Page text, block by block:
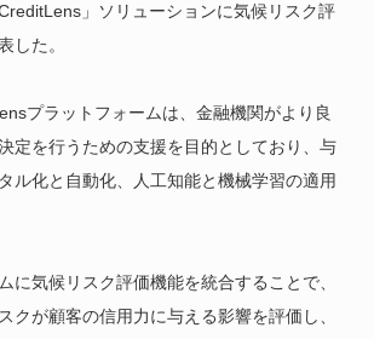
」ソリューションに気候リスク評
した。
プラットフォームは、金融機関がより良
定を行うための支援を目的としており、与
ル化と自動化、人工知能と機械学習の適用
に気候リスク評価機能を統合することで、
クが顧客の信用力に与える影響を評価し、